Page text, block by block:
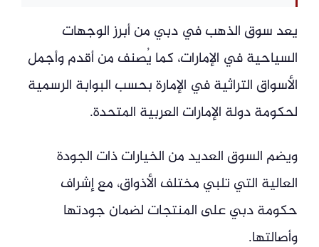
يعد سوق الذهب في دبي من أبرز الوجهات
السياحية في الإمارات، كما يُصنف من أقدم وأجمل
الأسواق التراثية في الإمارة بحسب البوابة الرسمية
لحكومة دولة الإمارات العربية المتحدة.
ويضم السوق العديد من الخيارات ذات الجودة
العالية التي تلبي مختلف الأذواق، مع إشراف
حكومة دبي على المنتجات لضمان جودتها
وأصالتها.